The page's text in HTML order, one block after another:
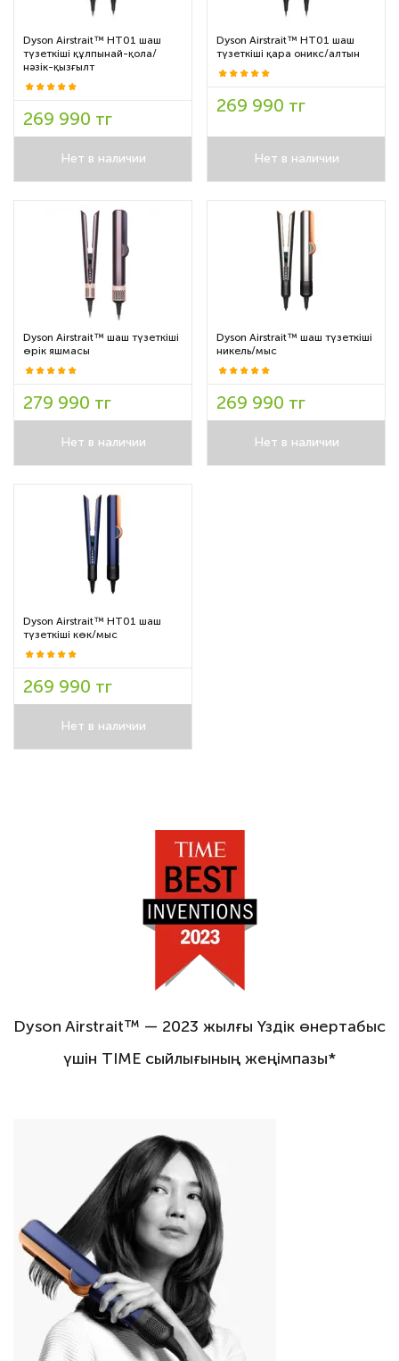
Dyson Airstrait™ HT01 шаш
түзеткіші құлпынай-қола/
нәзік-қызғылт
269 990 тг
Нет в наличии
Dyson Airstrait™ HT01 шаш
түзеткіші қара оникс/алтын
269 990 тг
Нет в наличии
Dyson Airstrait™ шаш түзеткіші
өрік яшмасы
279 990 тг
Нет в наличии
Dyson Airstrait™ шаш түзеткіші
никель/мыс
269 990 тг
Нет в наличии
Dyson Airstrait™ HT01 шаш
түзеткіші көк/мыс
269 990 тг
Нет в наличии
Dyson Airstrait™ — 2023 жылғы Үздік өнертабыс
үшін TIME сыйлығының жеңімпазы*